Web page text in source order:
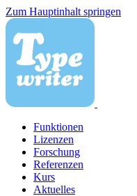
Zum Hauptinhalt springen
Funktionen
Lizenzen
Forschung
Referenzen
Kurs
Aktuelles